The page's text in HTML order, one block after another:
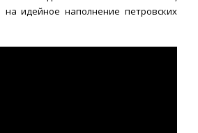
идейное наполнение петровских